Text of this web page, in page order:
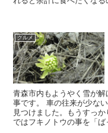
グルメ
青森市内もようやく雪が
事です。 車の往来が少な
見つけました。もうすっ
ではフキノトウの事を「